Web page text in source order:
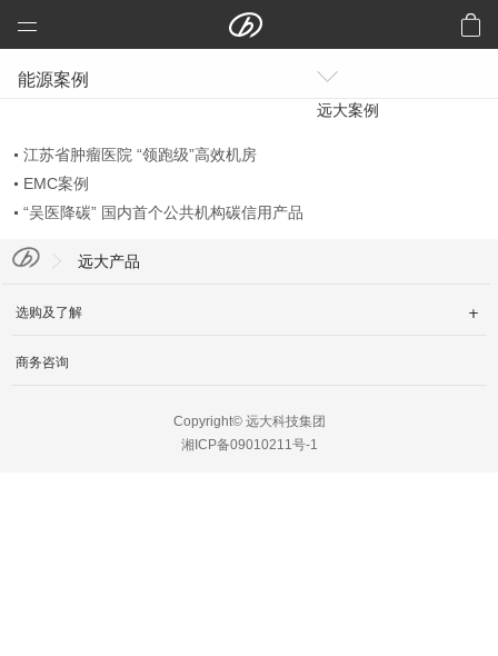
远大科技集团
芯交通
铝风电
芯板材料
洁净空气
合同能源管理
能源案例
远大案例
江苏省肿瘤医院 “领跑级”高效机房
EMC案例
“吴医降碳” 国内首个公共机构碳信用产品
远大产品
选购及了解 
商务咨询
Copyright© 远大科技集团
湘ICP备09010211号-1